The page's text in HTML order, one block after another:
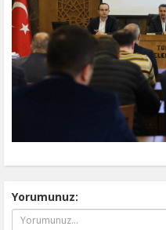
Yorumunuz: